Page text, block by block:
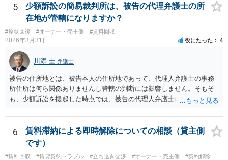
をご検討ください。
5
少額訴訟の簡易裁判所は、被告の代理弁護士の所
在地が管轄になりますか？
#原状回復 #オーナー・売主側 #賃料回収
2026年3月31日 役にたった 4
川添 圭 弁護士
被告の住所地とは、被告本人の住所地であって、代理人弁護士の事務
所住所は何ら関係ありませんし管轄の判断には影響しません。そもそ
も、少額訴訟を提起した時点では、被告の代理人弁護士には民事訴訟
6
賃料滞納による即時解除についての相談（貸主側
です）
#賃料回収 #賃貸契約トラブル #立ち退き交渉 #オーナー・売主側
#契約解除